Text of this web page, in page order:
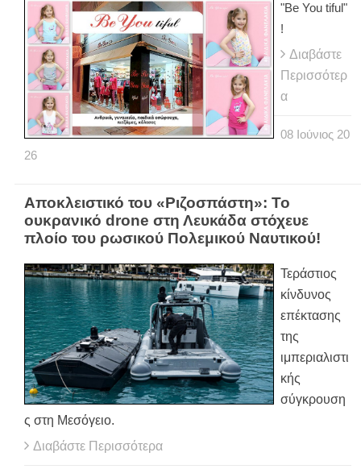
"Be You tiful"
!
Διαβάστε
Περισσότερ
α
08 Ιούνιος 20
26
Αποκλειστικό του «Ριζοσπάστη»: Το
ουκρανικό drone στη Λευκάδα στόχευε
πλοίο του ρωσικού Πολεμικού Ναυτικού!
Τεράστιος
κίνδυνος
επέκτασης
της
ιμπεριαλιστι
κής
σύγκρουση
ς στη Μεσόγειο.
Διαβάστε Περισσότερα